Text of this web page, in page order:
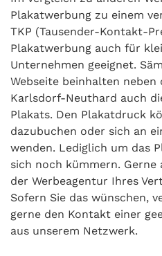
Plakatwerbung zu einem
TKP (Tausender-Kontakt-
Plakatwerbung auch für
Unternehmen geeignet.
Webseite beinhalten neben
Karlsdorf-Neuthard auch
Plakats. Den Plakatdruck
dazubuchen oder sich an
wenden. Lediglich um das
sich noch kümmern.
der Werbeagentur Ihres
Sofern Sie das wünschen,
gerne den Kontakt einer
aus unserem Netzwerk.